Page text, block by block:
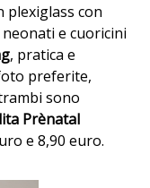
plexiglass con
e cuoricini
, pratica e
preferite,
sono
Prènatal
e 8,90 euro.